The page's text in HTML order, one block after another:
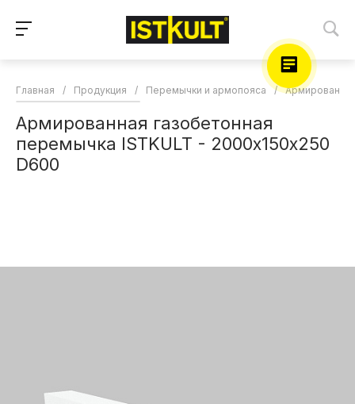
Главная / Продукция / Перемычки и армопояса /
Армированная газобетонная
перемычка ISTKULT - 2000х150х250
D600